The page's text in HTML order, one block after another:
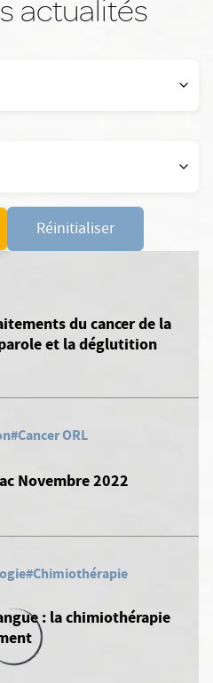
actualités
Réinitialiser
du cancer de la
et la déglutition
#Cancer ORL
Novembre 2022
#Chimiothérapie
: la chimiothérapie